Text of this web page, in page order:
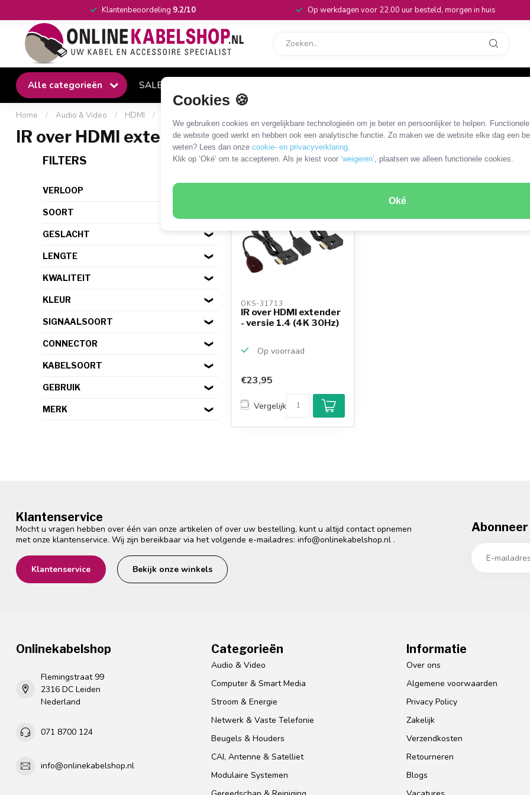
Cookies 🍪
We gebruiken cookies en vergelijkbare technologieën om je beter en persoonlijker te helpen.
de website goed werkt en hebben ook een analytische functie. Zo maken we de website elke dag een
weten? Lees dan onze cookie- en privacyverklaring.
Klik op ‘Oké’ om te accepteren. Als je kiest voor ‘weigeren’, plaatsen we alleen functionele cookies.
Oké
Klantenbeoordeling 9.2/10 Op werkdagen voor 22.00 uur besteld, morgen in huis
Alle categorieën SALE
Home / Audio & Video / HDMI /
IR over HDMI extender
FILTERS
VERLOOP
SOORT
GESLACHT
LENGTE
KWALITEIT
KLEUR
SIGNAALSOORT
CONNECTOR
KABELSOORT
GEBRUIK
MERK
1 PRODUCT
OKS-31713
IR over HDMI extender
- versie 1.4 (4K 30Hz)
Op voorraad
€23,95
Vergelijk
Klantenservice
Mocht u vragen hebben over één van onze artikelen of over uw bestelling, kunt u altijd contact opnemen
met onze klantenservice. Wij zijn bereikbaar via het volgende e-mailadres: info@onlinekabelshop.nl .
Klantenservice Bekijk onze winkels
Onlinekabelshop
Flemingstraat 99
2316 DC Leiden
Nederland
071 8700 124
info@onlinekabelshop.nl
Categorieën
Audio & Video
Computer & Smart Media
Stroom & Energie
Netwerk & Vaste Telefonie
Beugels & Houders
CAI, Antenne & Satelliet
Modulaire Systemen
Informatie
Over ons
Algemene voorwaarden
Privacy Policy
Zakelijk
Verzendkosten
Retourneren
Blogs